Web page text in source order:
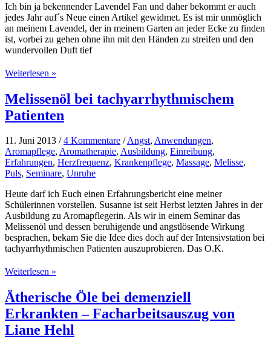
Ich bin ja bekennender Lavendel Fan und daher bekommt er auch
jedes Jahr auf´s Neue einen Artikel gewidmet. Es ist mir unmöglich
an meinem Lavendel, der in meinem Garten an jeder Ecke zu finden
ist, vorbei zu gehen ohne ihn mit den Händen zu streifen und den
wundervollen Duft tief
Lavendel
immer
wieder
einen
wert
Weiterlesen »
Melissenöl bei tachyarrhythmischem
Patienten
11. Juni 2013 /4 Kommentare /Angst, Anwendungen,
Aromapflege, Aromatherapie, Ausbildung, Einreibung,
Erfahrungen, Herzfrequenz, Krankenpflege, Massage, Melisse,
Puls, Seminare, Unruhe
Heute darf ich Euch einen Erfahrungsbericht eine meiner
Schülerinnen vorstellen. Susanne ist seit Herbst letzten Jahres in der
Ausbildung zu Aromapflegerin. Als wir in einem Seminar das
Melissenöl und dessen beruhigende und angstlösende Wirkung
besprachen, bekam Sie die Idee dies doch auf der Intensivstation bei
tachyarrhythmischen Patienten auszuprobieren. Das O.K.
Melissenöl
tachyarrhythmischem
Patienten
Weiterlesen »
Ätherische Öle bei demenziell
Erkrankten – Facharbeitsauszug von
Liane Hehl